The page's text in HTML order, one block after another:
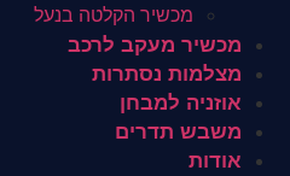
מכשיר הקלטה בנעל
מכשיר מעקב לרכב
מצלמות נסתרות
אוזניה למבחן
משבש תדרים
אודות